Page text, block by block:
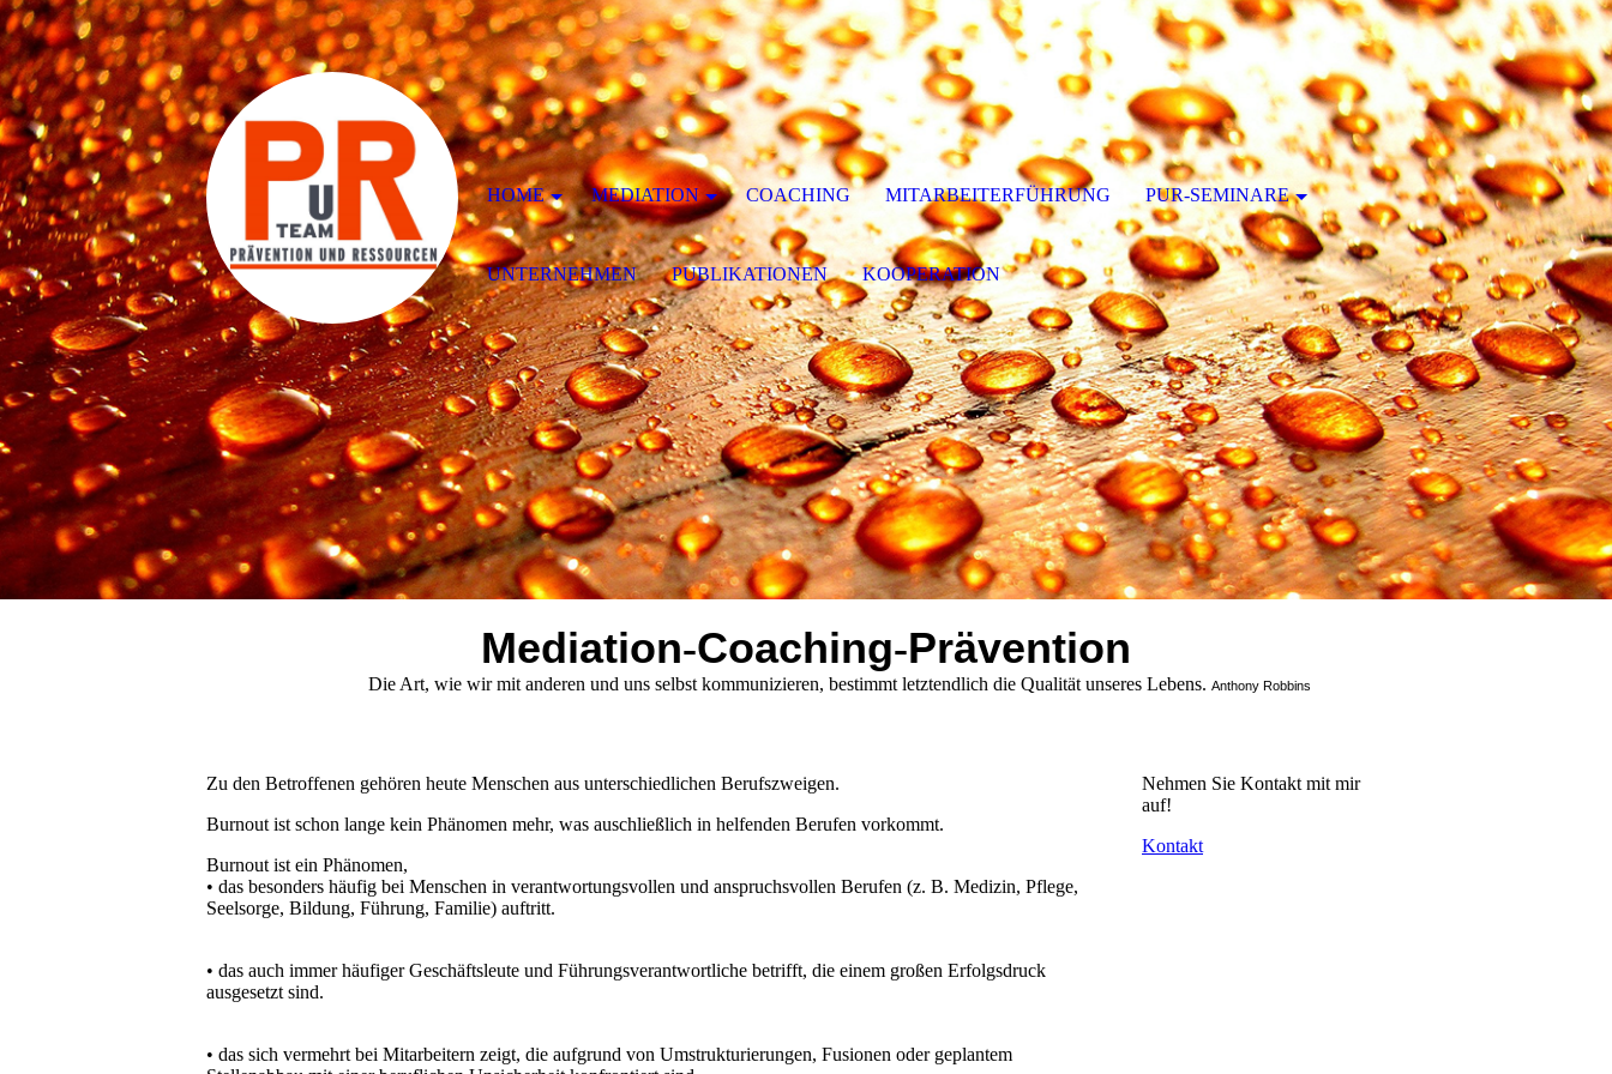
Mediation-Coaching-Prävention
Die Art, wie wir mit anderen und uns selbst kommunizieren, bestimmt letztendlich die Qualität unseres Lebens. Anthony Robbins
Zu den Betroffenen gehören heute Menschen aus unterschiedlichen Berufszweigen.
Burnout ist schon lange kein Phänomen mehr, was auschließlich in helfenden Berufen vorkommt.
Burnout ist ein Phänomen,
• das besonders häufig bei Menschen in verantwortungsvollen und anspruchsvollen Berufen (z. B. Medizin, Pflege,
Seelsorge, Bildung, Führung, Familie) auftritt.
• das auch immer häufiger Geschäftsleute und Führungsverantwortliche betrifft, die einem großen Erfolgsdruck
ausgesetzt sind.
• das sich vermehrt bei Mitarbeitern zeigt, die aufgrund von Umstrukturierungen, Fusionen oder geplantem
Nehmen Sie Kontakt mit mir
auf!
Kontakt
HOME MEDIATION COACHING MITARBEITERFÜHRUNG PUR-SEMINARE
UNTERNEHMEN PUBLIKATIONEN KOOPERATION